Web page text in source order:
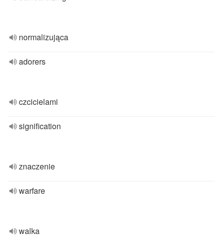
normalizująca
adorers
czcicielami
signification
znaczenie
warfare
walka